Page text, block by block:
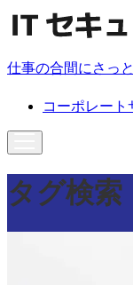
仕事の合間にさっ
コーポレート
タグ検索